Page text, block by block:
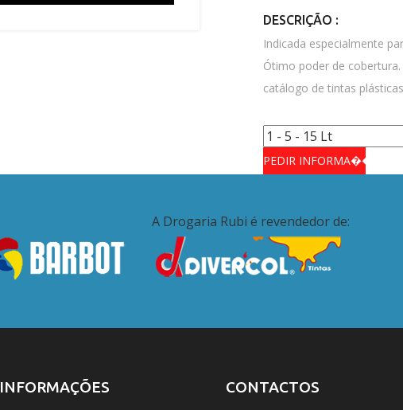
DESCRIÇÃO :
Indicada especialmente
Ótimo poder de
catálogo de tintas
A Drogaria Rubi é revendedor de:
INFORMAÇÕES CONTACTOS